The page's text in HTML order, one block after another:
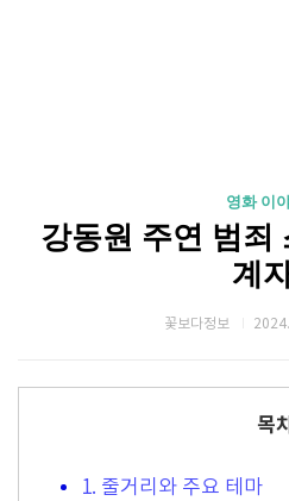
영화 이
강동원 주연 범죄
계
꽃보다정보
목
1. 줄거리와 주요 테마